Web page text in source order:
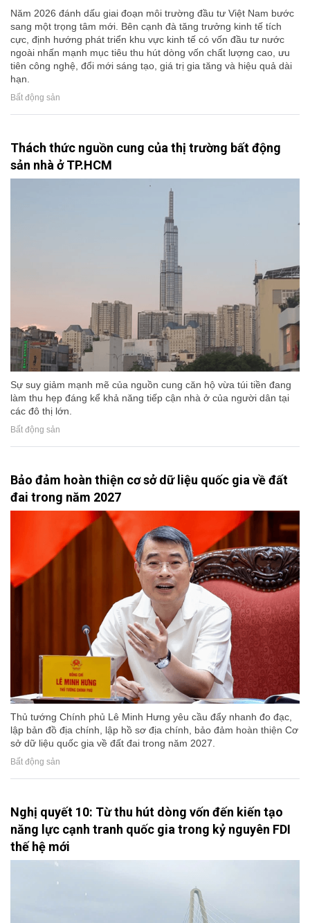
Năm 2026 đánh dấu giai đoạn môi trường đầu tư Việt Nam bước
sang một trọng tâm mới. Bên cạnh đà tăng trưởng kinh tế tích
cực, định hướng phát triển khu vực kinh tế có vốn đầu tư nước
ngoài nhấn mạnh mục tiêu thu hút dòng vốn chất lượng cao, ưu
tiên công nghệ, đổi mới sáng tạo, giá trị gia tăng và hiệu quả dài
hạn.
Bất động sản
Thách thức nguồn cung của thị trường bất động
sản nhà ở TP.HCM
Sự suy giảm mạnh mẽ của nguồn cung căn hộ vừa túi tiền đang
làm thu hẹp đáng kể khả năng tiếp cận nhà ở của người dân tại
các đô thị lớn.
Bất động sản
Bảo đảm hoàn thiện cơ sở dữ liệu quốc gia về đất
đai trong năm 2027
Thủ tướng Chính phủ Lê Minh Hưng yêu cầu đẩy nhanh đo đạc,
lập bản đồ địa chính, lập hồ sơ địa chính, bảo đảm hoàn thiện Cơ
sở dữ liệu quốc gia về đất đai trong năm 2027.
Bất động sản
Nghị quyết 10: Từ thu hút dòng vốn đến kiến tạo
năng lực cạnh tranh quốc gia trong kỷ nguyên FDI
thế hệ mới